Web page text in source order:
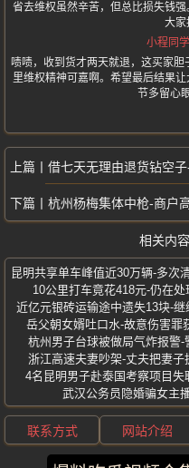
省去维权虽然辛苦，但总比损失钱
大家
小程同学
啧啧，收到货才两天就退，这买家
里维权精神可嘉啊。希望最后结果
节多留心
借七天无理由退货钻空子-
杭州杨梅集体中枪-商户高
相关内
昆明共享单车峰值近30万辆-多次
10公里打车竟花418元-仍在
近亿元银砖运输途中遗失13块-
岳父朝女婿吐口水-故意伤害罪
杭州男子台球被做局气炸报警-
浙江高速夫妻吵架-丈夫把妻
4名昆明男子赴泰国考察项目
武汉公务员隐婚骗女主
联系方式 网站介绍